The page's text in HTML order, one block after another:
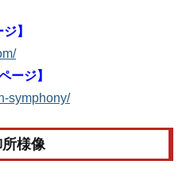
】
ージ】
symphony/
様像